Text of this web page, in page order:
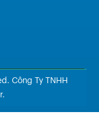
Công Ty TNHH